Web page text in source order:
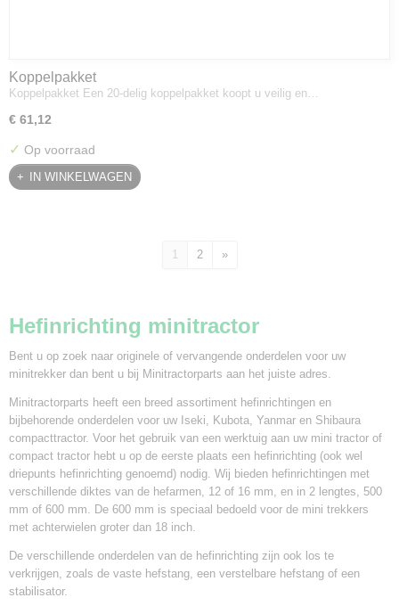
Koppelpakket
Koppelpakket Een 20-delig koppelpakket koopt u veilig en…
€ 61,12
✓ Op voorraad
IN WINKELWAGEN
1 2 »
Hefinrichting minitractor
Bent u op zoek naar originele of vervangende onderdelen voor uw
minitrekker dan bent u bij Minitractorparts aan het juiste adres.
Minitractorparts heeft een breed assortiment hefinrichtingen en
bijbehorende onderdelen voor uw Iseki, Kubota, Yanmar en Shibaura
compacttractor. Voor het gebruik van een werktuig aan uw mini tractor of
compact tractor hebt u op de eerste plaats een hefinrichting (ook wel
driepunts hefinrichting genoemd) nodig. Wij bieden hefinrichtingen met
verschillende diktes van de hefarmen, 12 of 16 mm, en in 2 lengtes, 500
mm of 600 mm. De 600 mm is speciaal bedoeld voor de mini trekkers
met achterwielen groter dan 18 inch.
De verschillende onderdelen van de hefinrichting zijn ook los te
verkrijgen, zoals de vaste hefstang, een verstelbare hefstang of een
stabilisator.